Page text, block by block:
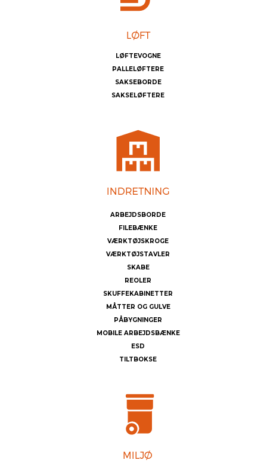
LØFTEVOGNE
PALLELØFTERE
SAKSEBORDE
SAKSELØFTERE
ARBEJDSBORDE
FILEBÆNKE
VÆRKTØJSKROGE
VÆRKTØJSTAVLER
SKABE
REOLER
SKUFFEKABINETTER
MÅTTER OG GULVE
PÅBYGNINGER
MOBILE ARBEJDSBÆNKE
ESD
TILTBOKSE